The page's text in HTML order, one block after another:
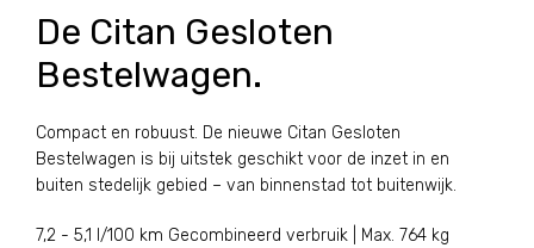
De Citan Gesloten
Bestelwagen.
Compact en robuust. De nieuwe Citan Gesloten
Bestelwagen is bij uitstek geschikt voor de inzet in en
buiten stedelijk gebied – van binnenstad tot buitenwijk.
7,2 - 5,1 l/100 km Gecombineerd verbruik | Max. 764 kg